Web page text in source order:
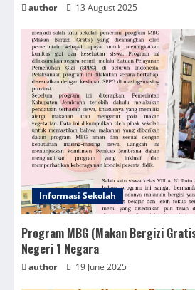
author 13 August 2025
Informasi Sekolah
Program MBG (Makan Bergizi
Negeri 1 Negara
author 19 June 2025